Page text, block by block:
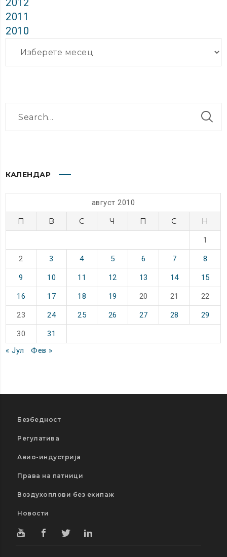
2012
2011
2010
КАЛЕНДАР
август 2010
П В С Ч П С Н
1
2 3 4 5 6 7 8
9 10 11 12 13 14 15
16 17 18 19 20 21 22
23 24 25 26 27 28 29
30
31
« Јул
Фев »
Безбедност
Регулатива
Авио-индустрија
Права на патници
Воздухоплови без екипаж
Новости